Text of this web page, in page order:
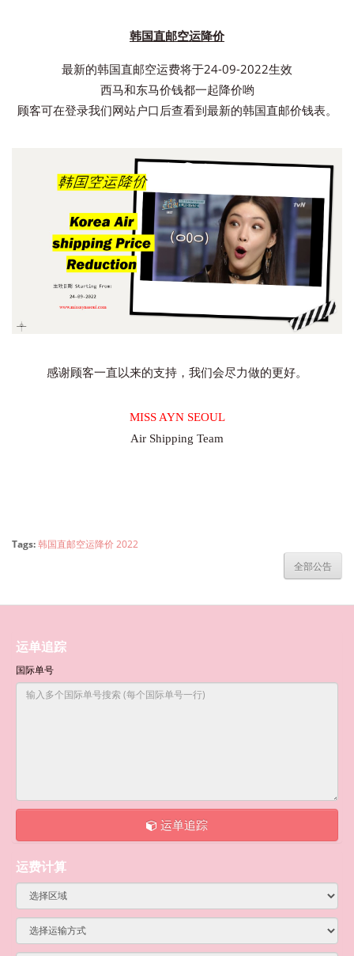
韩国直邮空运降价
最新的韩国直邮空运费将于24-09-2022生效
西马和东马价钱都一起降价哟
顾客可在登录我们网站户口后查看到最新的韩国直邮价钱表。
感谢顾客一直以来的支持，我们会尽力做的更好。
MISS AYN SEOUL
Air Shipping Team
Tags:韩国直邮空运降价 2022
全部公告
运单追踪
国际单号
运单追踪
运费计算